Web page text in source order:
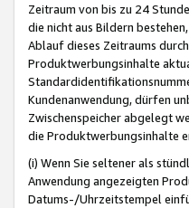
Zeitraum von bis zu 24
die nicht aus Bildern
Ablauf dieses Zeitraums
Produktwerbungsinhalte
Kundenanwendung, dürfen
Zwischenspeicher abgelegt
die Produktwerbungsinhalte
(i) Wenn Sie seltener als
Anwendung angezeigten
Datums-/Uhrzeitstempel